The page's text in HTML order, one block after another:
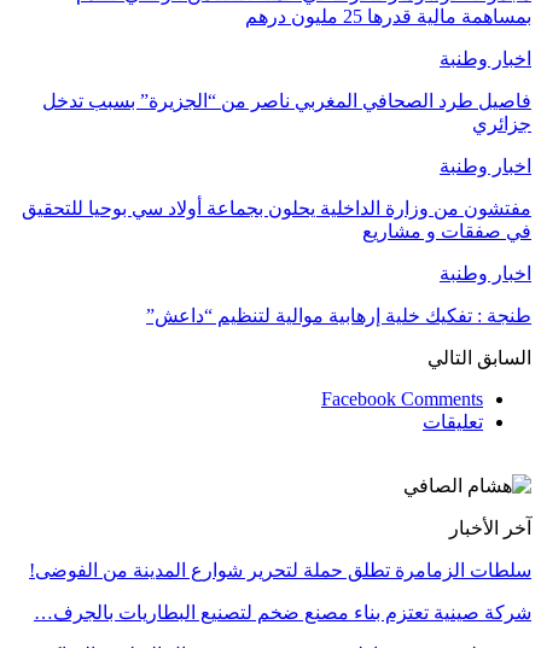
بمساهمة مالية قدرها 25 مليون درهم
اخبار وطنبة
فاصيل طرد الصحافي المغربي ناصر من “الجزيرة” بسبب تدخل
جزائري
اخبار وطنبة
مفتشون من وزارة الداخلية يحلون بجماعة أولاد سي بوحيا للتحقيق
في صفقات و مشاريع
اخبار وطنبة
طنجة : تفكيك خلية إرهابية موالية لتنظيم “داعش”
السابق التالي
Facebook Comments
تعليقات
آخر الأخبار
سلطات الزمامرة تطلق حملة لتحرير شوارع المدينة من الفوضى!
شركة صينية تعتزم بناء مصنع ضخم لتصنيع البطاريات بالجرف…